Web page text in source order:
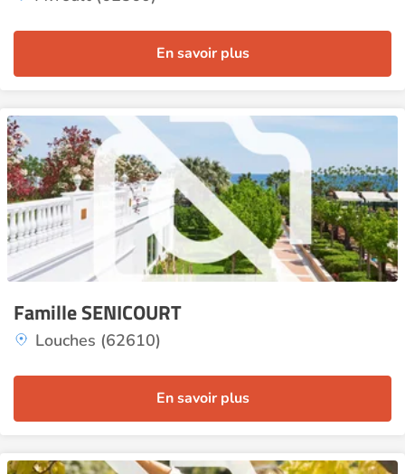
En savoir plus
Famille SENICOURT
Louches (62610)
En savoir plus